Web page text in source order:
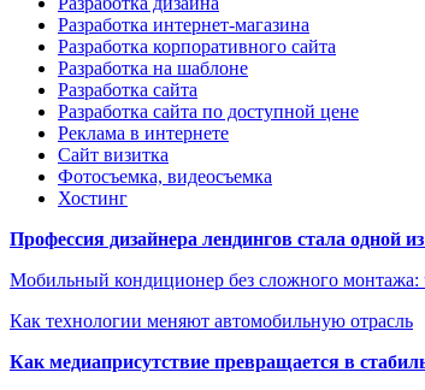
Разработка интернет-магазина
Разработка корпоративного сайта
Разработка на шаблоне
Разработка сайта
Разработка сайта по доступной цене
Реклама в интернете
Сайт визитка
Фотосъемка, видеосъемка
Хостинг
Профессия дизайнера лендингов стала одной
Мобильный кондиционер без сложного монтажа:
Как технологии меняют автомобильную отрасль
Как медиаприсутствие превращается в